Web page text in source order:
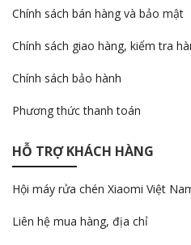
Chính sách bán hàng và bảo mật
Chính sách giao hàng, kiểm tra
Chính sách bảo hành
Phương thức thanh toán
HỖ TRỢ KHÁCH HÀNG
Hội máy rửa chén Xiaomi Việt
Liên hệ mua hàng, địa chỉ